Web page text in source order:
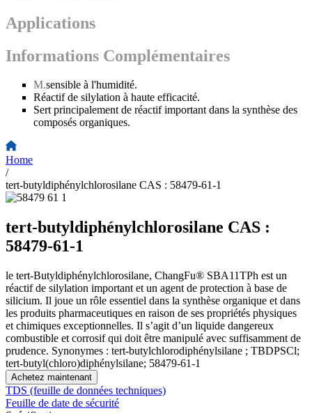
Applications
Informations Complémentaires
M.sensible à l'humidité.
Réactif de silylation à haute efficacité.
Sert principalement de réactif important dans la synthèse des
composés organiques.
Home
/
tert-butyldiphénylchlorosilane CAS : 58479-61-1
tert-butyldiphénylchlorosilane CAS :
58479-61-1
le tert-Butyldiphénylchlorosilane, ChangFu® SBA11TPh est un
réactif de silylation important et un agent de protection à base de
silicium. Il joue un rôle essentiel dans la synthèse organique et dans
les produits pharmaceutiques en raison de ses propriétés physiques
et chimiques exceptionnelles. Il s’agit d’un liquide dangereux
combustible et corrosif qui doit être manipulé avec suffisamment de
prudence. Synonymes : tert-butylchlorodiphénylsilane ; TBDPSCl;
tert-butyl(chloro)diphénylsilane; 58479-61-1
Achetez maintenant
TDS (feuille de données techniques)
Feuille de date de sécurité